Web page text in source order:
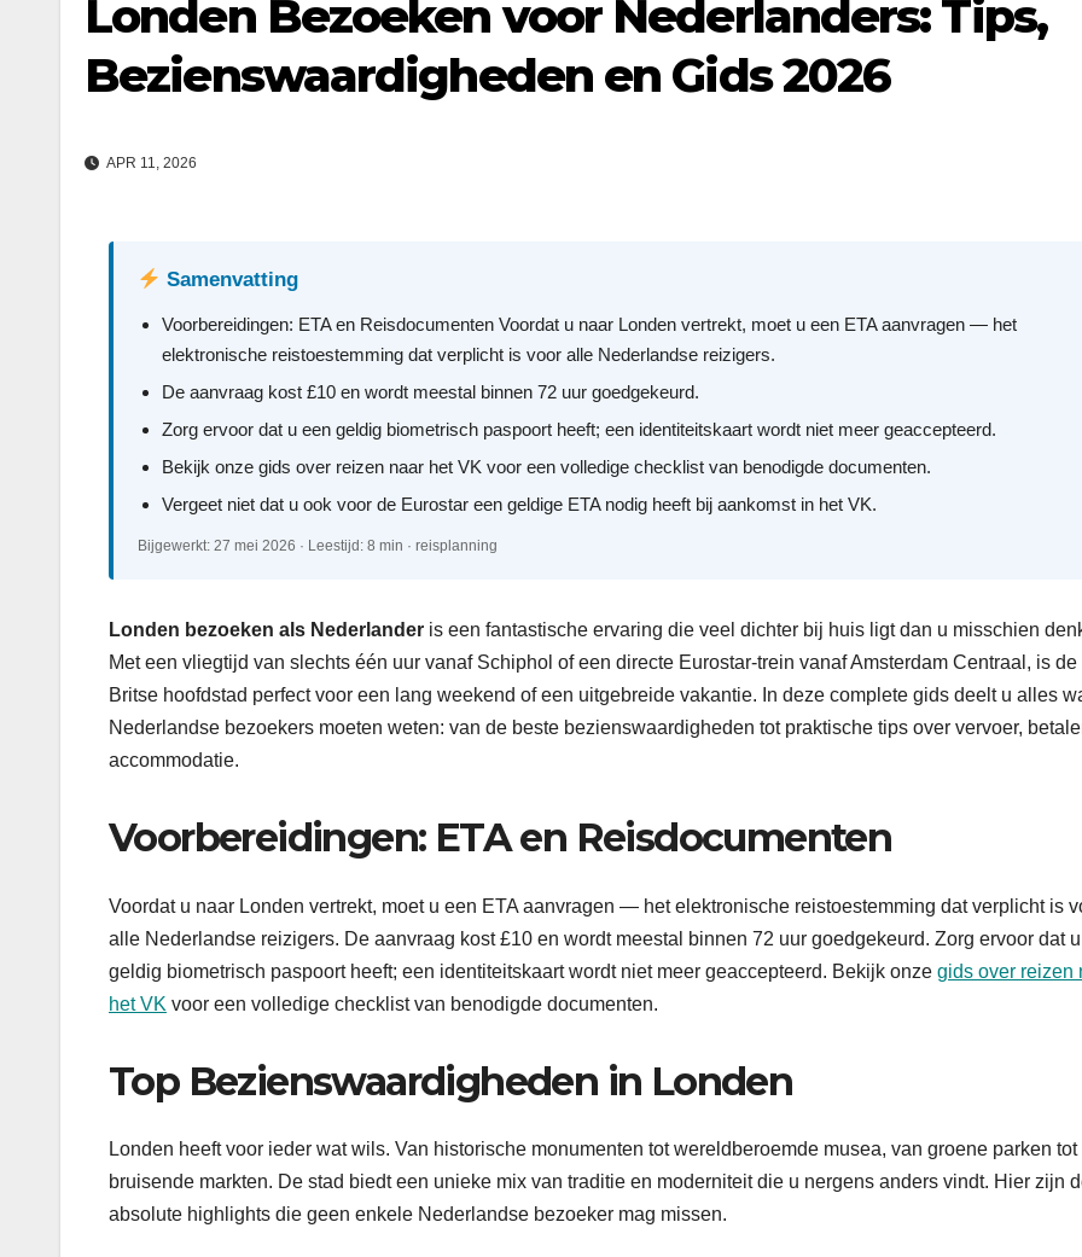
Londen Bezoeken voor Nederlanders: Tips,
Bezienswaardigheden en Gids 2026
APR 11, 2026
Samenvatting
Voorbereidingen: ETA en Reisdocumenten Voordat u naar Londen vertrekt, moet u een ETA aanvragen — het
elektronische reistoestemming dat verplicht is voor alle Nederlandse reizigers.
De aanvraag kost £10 en wordt meestal binnen 72 uur goedgekeurd.
Zorg ervoor dat u een geldig biometrisch paspoort heeft; een identiteitskaart wordt niet meer geaccepteerd.
Bekijk onze gids over reizen naar het VK voor een volledige checklist van benodigde documenten.
Vergeet niet dat u ook voor de Eurostar een geldige ETA nodig heeft bij aankomst in het VK.
Bijgewerkt: 27 mei 2026 · Leestijd: 8 min · reisplanning
Londen bezoeken als Nederlander is een fantastische ervaring die veel dichter bij huis ligt dan u misschien
Met een vliegtijd van slechts één uur vanaf Schiphol of een directe Eurostar-trein vanaf Amsterdam Centraal, is de
Britse hoofdstad perfect voor een lang weekend of een uitgebreide vakantie. In deze complete gids deelt u alles
Nederlandse bezoekers moeten weten: van de beste bezienswaardigheden tot praktische tips over vervoer,
accommodatie.
Voorbereidingen: ETA en Reisdocumenten
Voordat u naar Londen vertrekt, moet u een ETA aanvragen — het elektronische reistoestemming dat verplicht is
alle Nederlandse reizigers. De aanvraag kost £10 en wordt meestal binnen 72 uur goedgekeurd. Zorg ervoor dat
geldig biometrisch paspoort heeft; een identiteitskaart wordt niet meer geaccepteerd. Bekijk onze gids over reizen
het VK voor een volledige checklist van benodigde documenten.
Top Bezienswaardigheden in Londen
Londen heeft voor ieder wat wils. Van historische monumenten tot wereldberoemde musea, van groene parken tot
bruisende markten. De stad biedt een unieke mix van traditie en moderniteit die u nergens anders vindt. Hier zijn
absolute highlights die geen enkele Nederlandse bezoeker mag missen.